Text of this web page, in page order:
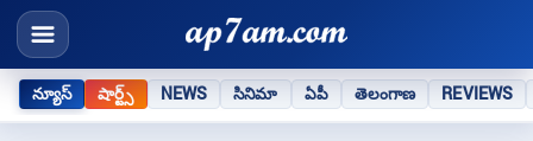
న్యూస్ షార్ట్స్ NEWS సినిమా ఏపీ తెలంగాణ REVIEWS